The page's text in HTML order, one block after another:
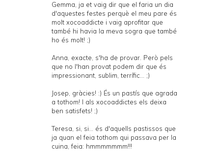
Gemma, ja et vaig dir que el faria un dia
d'aquestes festes perquè el meu pare és
molt xocoaddicte i vaig aprofitar que
també hi havia la meva sogra que també
ho és molt! ;)
Anna, exacte, s'ha de provar. Però pels
que no l'han provat podem dir que és
impressionant, sublim, terrífic... ;)
Josep, gràcies! :) És un pastís que agrada
a tothom! I als xocoaddictes els deixa
ben satisfets! ;)
Teresa, si, si... és d'aquells pastissos que
ja quan el feia tothom qui passava per la
cuina, feia: hmmmmmmm!!!